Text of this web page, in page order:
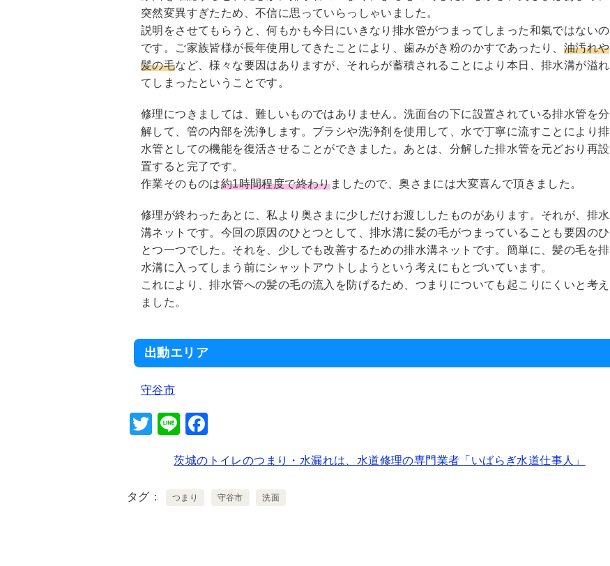
突然変異すぎたため、不信に思っていらっしゃいました。
説明をさせてもらうと、何もかも今日にいきなり排水管がつまってしまった和氣ではないの
です。ご家族皆様が長年使用してきたことにより、歯みがき粉のかすであったり、 油汚れや
髪の毛など、様々な要因はありますが、それらが蓄積されることにより本日、排水溝が溢れ
てしまったということです。
修理につきましては、難しいものではありません。洗面台の下に設置されている排水管を分
解して、管の内部を洗浄します。ブラシや洗浄剤を使用して、水で丁寧に流すことにより排
水管としての機能を復活させることができました。あとは、分解した排水管を元どおり再設
置すると完了です。
作業そのものは約1時間程度で終わりましたので、奥さまには大変喜んで頂きました。
修理が終わったあとに、私より奥さまに少しだけお渡ししたものがあります。それが、排水
溝ネットです。今回の原因のひとつとして、排水溝に髪の毛がつまっていることも要因のひ
とつ一つでした。それを、少しでも改善するための排水溝ネットです。簡単に、髪の毛を排
水溝に入ってしまう前にシャットアウトしようという考えにもとづいています。
これにより、排水管への髪の毛の流入を防げるため、つまりについても起こりにくいと考え
ました。
出動エリア
守谷市
T
er
Li
e c
e
茨城のトイレのつまり・水漏れは、水道修理の専門業者「いばらぎ水道仕事人」
タグ つまり 守谷市 洗面